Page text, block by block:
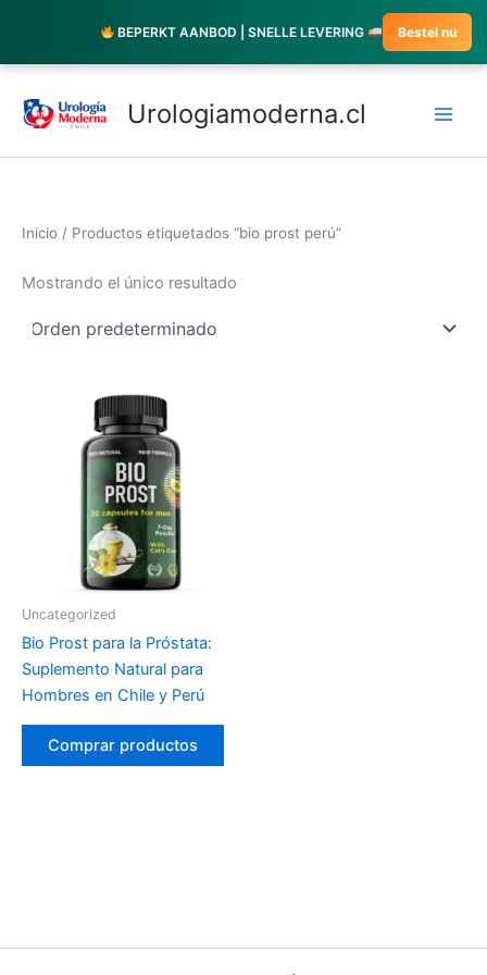
BEPERKT AANBOD | SNELLE LEVERING Bestel nu
contenido
Urologiamoderna.cl
Inicio / Productos etiquetados “bio prost perú”
Mostrando el único resultado
Uncategorized
Bio Prost para la Próstata:
Suplemento Natural para
Hombres en Chile y Perú
Comprar productos